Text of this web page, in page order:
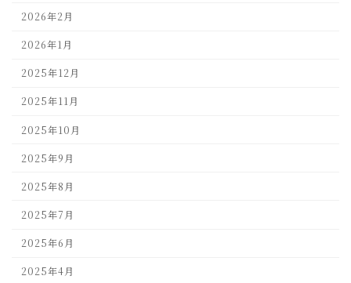
2026年2月
2026年1月
2025年12月
2025年11月
2025年10月
2025年9月
2025年8月
2025年7月
2025年6月
2025年4月